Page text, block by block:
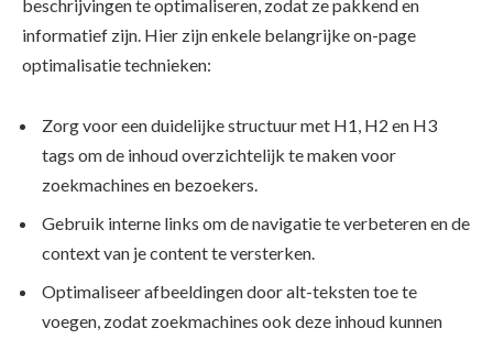
beschrijvingen te optimaliseren, zodat ze pakkend en
informatief zijn. Hier zijn enkele belangrijke on-page
optimalisatie technieken:
Zorg voor een duidelijke structuur met H1, H2 en H3
tags om de inhoud overzichtelijk te maken voor
zoekmachines en bezoekers.
Gebruik interne links om de navigatie te verbeteren en de
context van je content te versterken.
Optimaliseer afbeeldingen door alt-teksten toe te
voegen, zodat zoekmachines ook deze inhoud kunnen